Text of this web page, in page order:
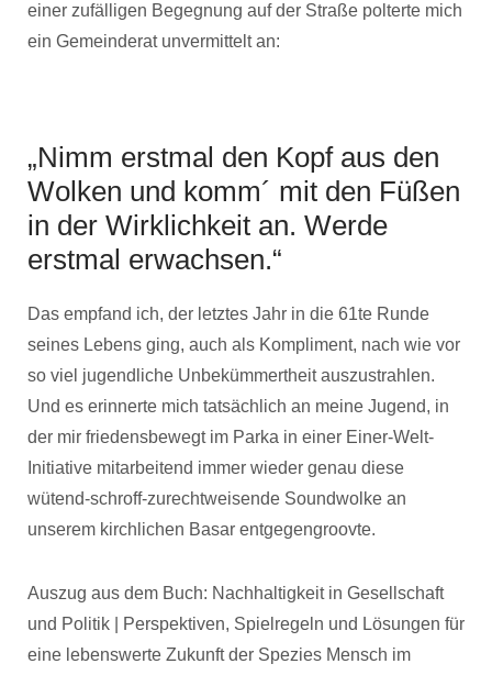
einer zufälligen Begegnung auf der Straße polterte mich
ein Gemeinderat unvermittelt an:
„Nimm erstmal den Kopf aus den
Wolken und komm´ mit den Füßen
in der Wirklichkeit an. Werde
erstmal erwachsen.“
Das empfand ich, der letztes Jahr in die 61te Runde
seines Lebens ging, auch als Kompliment, nach wie vor
so viel jugendliche Unbekümmertheit auszustrahlen.
Und es erinnerte mich tatsächlich an meine Jugend, in
der mir friedensbewegt im Parka in einer Einer-Welt-
Initiative mitarbeitend immer wieder genau diese
wütend-schroff-zurechtweisende Soundwolke an
unserem kirchlichen Basar entgegengroovte.
Auszug aus dem Buch: Nachhaltigkeit in Gesellschaft
und Politik | Perspektiven, Spielregeln und Lösungen für
eine lebenswerte Zukunft der Spezies Mensch im